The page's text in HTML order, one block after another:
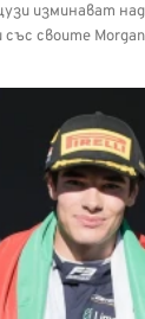
изминават
със своите